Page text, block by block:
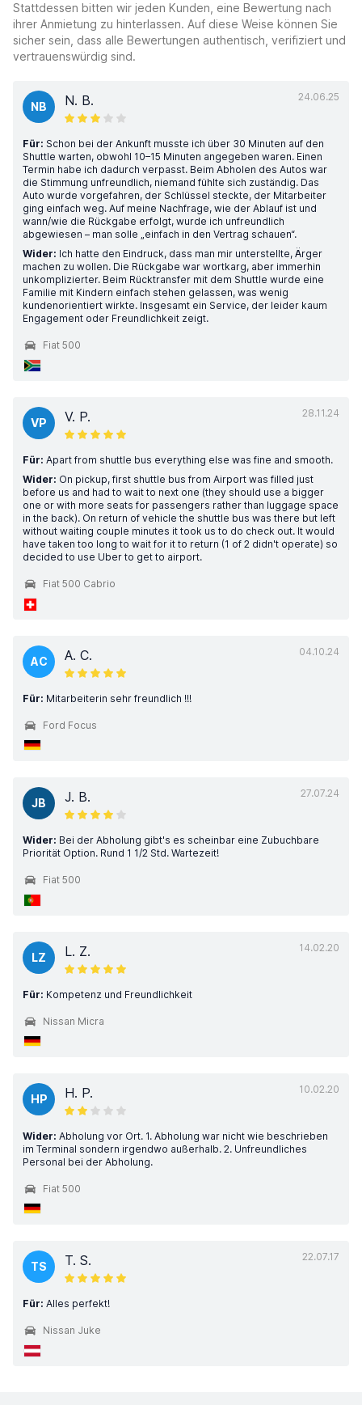
Stattdessen bitten wir jeden Kunden, eine Bewertung nach
ihrer Anmietung zu hinterlassen. Auf diese Weise können Sie
sicher sein, dass alle Bewertungen authentisch, verifiziert und
vertrauenswürdig sind.
24.06.25
NB N. B.
Für: Schon bei der Ankunft musste ich über 30 Minuten auf den
Shuttle warten, obwohl 10–15 Minuten angegeben waren. Einen
Termin habe ich dadurch verpasst. Beim Abholen des Autos war
die Stimmung unfreundlich, niemand fühlte sich zuständig. Das
Auto wurde vorgefahren, der Schlüssel steckte, der Mitarbeiter
ging einfach weg. Auf meine Nachfrage, wie der Ablauf ist und
wann/wie die Rückgabe erfolgt, wurde ich unfreundlich
abgewiesen – man solle „einfach in den Vertrag schauen“.
Wider: Ich hatte den Eindruck, dass man mir unterstellte, Ärger
machen zu wollen. Die Rückgabe war wortkarg, aber immerhin
unkomplizierter. Beim Rücktransfer mit dem Shuttle wurde eine
Familie mit Kindern einfach stehen gelassen, was wenig
kundenorientiert wirkte. Insgesamt ein Service, der leider kaum
Engagement oder Freundlichkeit zeigt.
Fiat 500
28.11.24
VP V. P.
Für: Apart from shuttle bus everything else was fine and smooth.
Wider: On pickup, first shuttle bus from Airport was filled just
before us and had to wait to next one (they should use a bigger
one or with more seats for passengers rather than luggage space
in the back). On return of vehicle the shuttle bus was there but left
without waiting couple minutes it took us to do check out. It would
have taken too long to wait for it to return (1 of 2 didn't operate) so
decided to use Uber to get to airport.
Fiat 500 Cabrio
04.10.24
AC A. C.
Für: Mitarbeiterin sehr freundlich !!!
Ford Focus
27.07.24
JB J. B.
Wider: Bei der Abholung gibt's es scheinbar eine Zubuchbare
Priorität Option. Rund 1 1/2 Std. Wartezeit!
Fiat 500
14.02.20
LZ L. Z.
Für: Kompetenz und Freundlichkeit
Nissan Micra
10.02.20
HP H. P.
Wider: Abholung vor Ort. 1. Abholung war nicht wie beschrieben
im Terminal sondern irgendwo außerhalb. 2. Unfreundliches
Personal bei der Abholung.
Fiat 500
22.07.17
TS T. S.
Für: Alles perfekt!
Nissan Juke